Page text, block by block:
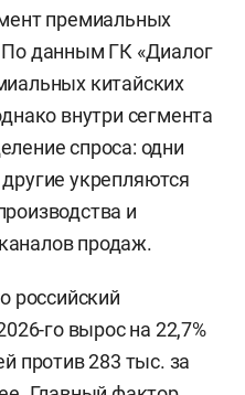
премиальных
По данным ГК «Диалог
китайских
внутри сегмента
спроса: одни
укрепляются
и
продаж.
российский
го вырос на 22,7%
против 283 тыс. за